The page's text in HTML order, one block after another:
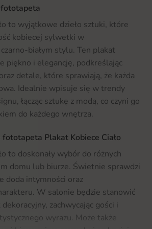
to wyjątkowe dzieło sztuki, które
kobiecej sylwetki w
białym stylu. Ten plakat
piękno i elegancję, podkreślając
detale, które sprawiają, że każda
Idealnie wpisuje się w trendy
łącząc sztukę z modą, co czyni go
do każdego wnętrza.
Plakat Kobiece Ciało
to doskonały wybór do różnych
domu lub biurze. Świetnie sprawdzi
doda intymności oraz
W salonie będzie stanowić
zachwycając gości i
wyrazu. Może także